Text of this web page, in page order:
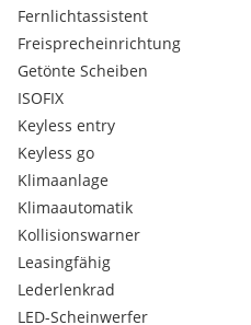
Fernlichtassistent
Freisprecheinrichtung
Getönte Scheiben
ISOFIX
Keyless entry
Keyless go
Klimaanlage
Klimaautomatik
Kollisionswarner
Leasingfähig
Lederlenkrad
LED-Scheinwerfer